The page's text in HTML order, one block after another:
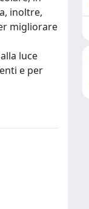
inoltre,
migliorare
luce
e per